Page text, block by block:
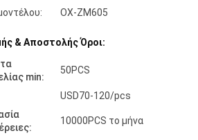
OX-ZM605
& Αποστολής Όροι:
min:
50PCS
USD70-120/pcs
10000PCS το μήνα